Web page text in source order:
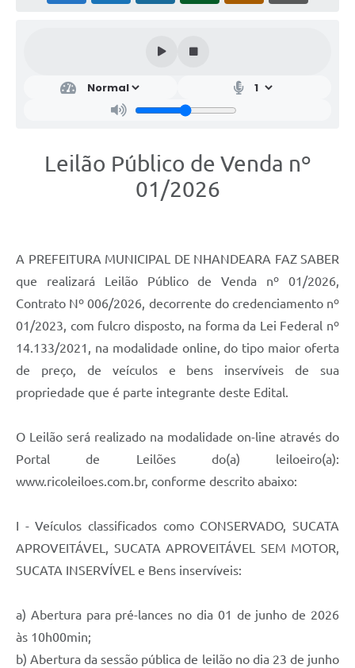
Leilão Público de Venda nº
01/2026
A PREFEITURA MUNICIPAL DE NHANDEARA FAZ SABER
que realizará Leilão Público de Venda nº 01/2026,
Contrato Nº 006/2026, decorrente do credenciamento nº
01/2023, com fulcro disposto, na forma da Lei Federal nº
14.133/2021, na modalidade online, do tipo maior oferta
de preço, de veículos e bens inservíveis de sua
propriedade que é parte integrante deste Edital.
O Leilão será realizado na modalidade on-line através do
Portal de Leilões do(a) leiloeiro(a):
www.ricoleiloes.com.br, conforme descrito abaixo:
I - Veículos classificados como CONSERVADO, SUCATA
APROVEITÁVEL, SUCATA APROVEITÁVEL SEM MOTOR,
SUCATA INSERVÍVEL e Bens inservíveis:
a) Abertura para pré-lances no dia 01 de junho de 2026
às 10h00min;
b) Abertura da sessão pública de leilão no dia 23 de junho